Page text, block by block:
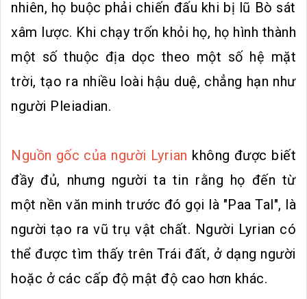
nhiên, họ buộc phải chiến đấu khi bị lũ Bò sát
xâm lược. Khi chạy trốn khỏi họ, họ hình thành
một số thuộc địa dọc theo một số hệ mặt
trời, tạo ra nhiều loài hậu duệ, chẳng hạn như
người Pleiadian.
Nguồn gốc của người Lyrian không được biết
đầy đủ, nhưng người ta tin rằng họ đến từ
một nền văn minh trước đó gọi là "Paa Tal", là
người tạo ra vũ trụ vật chất. Người Lyrian có
thể được tìm thấy trên Trái đất, ở dạng người
hoặc ở các cấp độ mật độ cao hơn khác.